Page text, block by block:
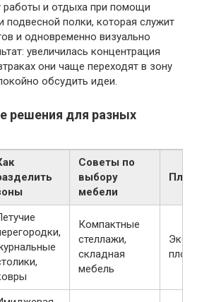
работы и отдыха при помощи
подвесной полки, которая служит
и одновременно визуально
увеличилась концентрация
они чаще переходят в зону
обсудить идеи.
решения для разных
Советы по
выбору
мебели
Компактные
стеллажи,
складная
мебель